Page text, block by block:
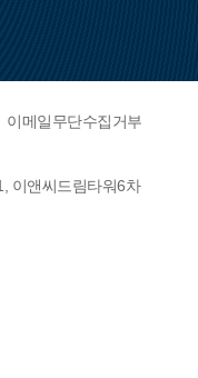
이메일무단수집거부
이앤씨드림타워6차